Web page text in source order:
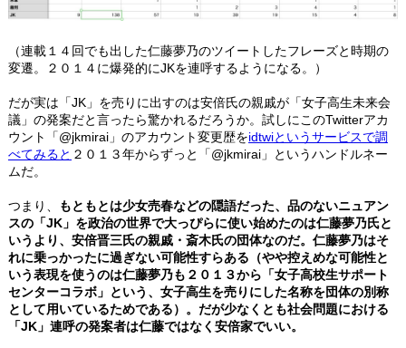
（連載１４回でも出した仁藤夢乃のツイートしたフレーズと時期の
変遷。２０１４に爆発的にJKを連呼するようになる。）
だが実は「JK」を売りに出すのは安倍氏の親戚が「女子高生未来会
議」の発案だと言ったら驚かれるだろうか。試しにこのTwitterアカ
ウント「@jkmirai」のアカウント変更歴をidtwiというサービスで調
べてみると ２０１３年からずっと「@jkmirai」というハンドルネー
ムだ。
つまり、
もともとは少女売春などの隠語だった、品のないニュアン
スの「JK」を政治の世界で大っぴらに使い始めたのは仁藤夢乃氏と
いうより、安倍晋三氏の親戚・斎木氏の団体なのだ。仁藤夢乃はそ
れに乗っかったに過ぎない可能性すらある（やや控えめな可能性と
いう表現を使うのは仁藤夢乃も２０１３から「女子高校生サポート
センターコラボ」という、女子高生を売りにした名称を団体の別称
として用いているためである）。だが少なくとも社会問題における
「JK」連呼の発案者は仁藤ではなく安倍家でいい。